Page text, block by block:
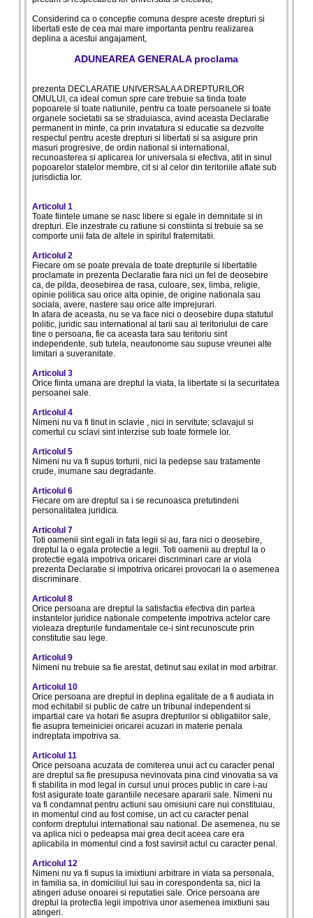
Considerind ca o conceptie comuna despre aceste drepturi si
libertati este de cea mai mare importanta pentru realizarea
deplina a acestui angajament,
ADUNEAREA GENERALA proclama
prezenta DECLARATIE UNIVERSALA A DREPTURILOR
OMULUI, ca ideal comun spre care trebuie sa tinda toate
popoarele si toate natiunile, pentru ca toate persoanele si toate
organele societatii sa se straduiasca, avind aceasta Declaratie
permanent in minte, ca prin invatatura si educatie sa dezvolte
respectul pentru aceste drepturi si libertati si sa asigure prin
masuri progresive, de ordin national si international,
recunoasterea si aplicarea lor universala si efectiva, atit in sinul
popoarelor statelor membre, cit si al celor din teritoriile aflate sub
jurisdictia lor.
Articolul 1
Toate fiintele umane se nasc libere si egale in demnitate si in
drepturi. Ele inzestrate cu ratiune si constiinta si trebuie sa se
comporte unii fata de altele in spiritul fraternitatii.
Articolul 2
Fiecare om se poate prevala de toate drepturile si libertatile
proclamate in prezenta Declaratie fara nici un fel de deosebire
ca, de pilda, deosebirea de rasa, culoare, sex, limba, religie,
opinie politica sau orice alta opinie, de origine nationala sau
sociala, avere, nastere sau orice alte imprejurari.
In afara de aceasta, nu se va face nici o deosebire dupa statutul
politic, juridic sau international al tarii sau al teritoriului de care
tine o persoana, fie ca aceasta tara sau teritoriu sint
independente, sub tutela, neautonome sau supuse vreunei alte
limitari a suveranitate.
Articolul 3
Orice fiinta umana are dreptul la viata, la libertate si la securitatea
persoanei sale.
Articolul 4
Nimeni nu va fi tinut in sclavie , nici in servitute; sclavajul si
comertul cu sclavi sint interzise sub toate formele lor.
Articolul 5
Nimeni nu va fi supus torturii, nici la pedepse sau tratamente
crude, inumane sau degradante.
Articolul 6
Fiecare om are dreptul sa i se recunoasca pretutindeni
personalitatea juridica.
Articolul 7
Toti oamenii sint egali in fata legii si au, fara nici o deosebire,
dreptul la o egala protectie a legii. Toti oamenii au dreptul la o
protectie egala impotriva oricarei discriminari care ar viola
prezenta Declaratie si impotriva oricarei provocari la o asemenea
discriminare.
Articolul 8
Orice persoana are dreptul la satisfactia efectiva din partea
instantelor juridice nationale competente impotriva actelor care
violeaza drepturile fundamentale ce-i sint recunoscute prin
constitutie sau lege.
Articolul 9
Nimeni nu trebuie sa fie arestat, detinut sau exilat in mod arbitrar.
Articolul 10
Orice persoana are dreptul in deplina egalitate de a fi audiata in
mod echitabil si public de catre un tribunal independent si
impartial care va hotari fie asupra drepturilor si obligatiilor sale,
fie asupra temeiniciei oricarei acuzari in materie penala
indreptata impotriva sa.
Articolul 11
Orice persoana acuzata de comiterea unui act cu caracter penal
are dreptul sa fie presupusa nevinovata pina cind vinovatia sa va
fi stabilita in mod legal in cursul unui proces public in care i-au
fost asigurate toate garantiile necesare apararii sale. Nimeni nu
va fi condamnat pentru actiuni sau omisiuni care nui constituiau,
in momentul cind au fost comise, un act cu caracter penal
conform dreptului international sau national. De asemenea, nu se
va aplica nici o pedeapsa mai grea decit aceea care era
aplicabila in momentul cind a fost savirsit actul cu caracter penal.
Articolul 12
Nimeni nu va fi supus la imixtiuni arbitrare in viata sa personala,
in familia sa, in domiciliul lui sau in corespondenta sa, nici la
atingeri aduse onoarei si reputatiei sale. Orice persoana are
dreptul la protectia legii impotriva unor asemenea imixtiuni sau
atingeri.